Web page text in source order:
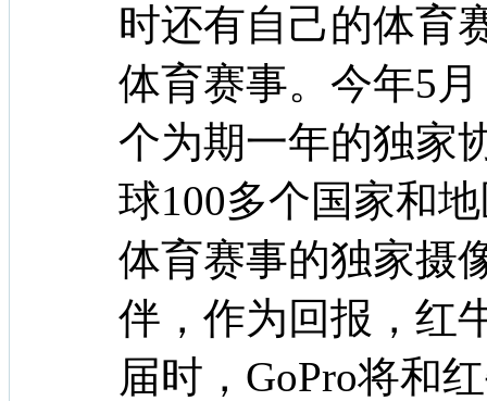
时还有自己的体育
体育赛事。今年5
个为期一年的独家
球100多个国家和
体育赛事的独家摄
伴，作为回报，红
届时，GoPro将和